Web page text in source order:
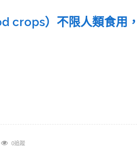
crops）不限人類食用
0追蹤